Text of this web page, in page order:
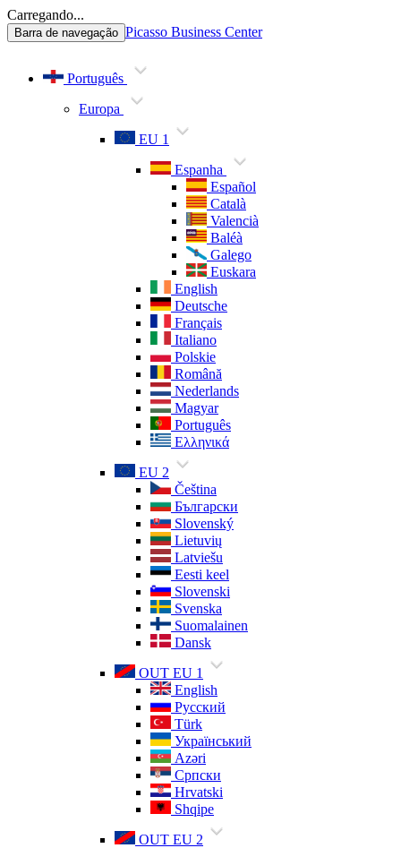
Carregando...
Barra de navegação Picasso Business Center
Português
Europa
EU 1
Espanha
Español
Català
Valencià
Baléà
Galego
Euskara
English
Deutsche
Français
Italiano
Polskie
Română
Nederlands
Magyar
Português
Ελληνικά
EU 2
Čeština
Български
Slovenský
Lietuvių
Latviešu
Eesti keel
Slovenski
Svenska
Suomalainen
Dansk
OUT EU 1
English
Русский
Türk
Український
Azəri
Српски
Hrvatski
Shqipe
OUT EU 2